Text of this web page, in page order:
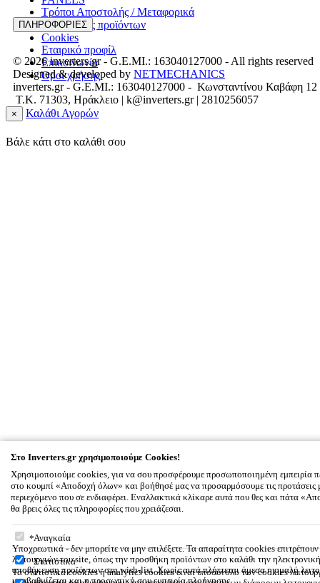
Τρόποι Αποστολής / Μεταφορικά
Επιστροφές προϊόντων
Cookies
ΠΛΗΡΟΦΟΡΙΕΣ
Εταιρικό προφίλ
Επικοινωνία
Όροι χρήσης
© 2026inverters.gr - G.E.MI.: 163040127000 -All rights reserved
Designed & developed by NETMECHANICS
inverters.gr - G.E.MI.: 163040127000 - Κωνσταντίνου Καβάφη 12
T.K. 71303, Ηράκλειο | k@inverters.gr | 2810256057
× Καλάθι Αγορών
Βάλε κάτι στο καλάθι σου
Στο Inverters.gr χρησιμοποιούμε Cookies!
Χρησιμοποιούμε cookies, για να σου προσφέρουμε προσωποποιημένη εμπειρία
στο κουμπί «Αποδοχή όλων» και βοήθησέ μας να προσαρμόσουμε τις προτάσεις
περιεχόμενο που σε ενδιαφέρει. Εναλλακτικά κλίκαρε αυτά που θες και πάτα
θα βρεις όλες τις πληροφορίες που χρειάζεσαι.
Στο Inverters.gr χρησιμοποιούμε Cookies!
Αναγκαία
Υποχρεωτικά - δεν μπορείτε να μην επιλέξετε. Τα απαραίτητα cookies
λειτουργιών του site, όπως την προσθήκη προϊόντων στο καλάθι την
αποθήκευση προϊόντων στη wish-list. Χωρίς αυτά πλήττεται άμεσα η ομαλή
υποβαθμίζεται και η προσωπική σου εμπειρία πλοήγησης.
Στατιστικά
Τα στατιστικά cookies ή analytics cookies είναι υποσύνολο των cookies